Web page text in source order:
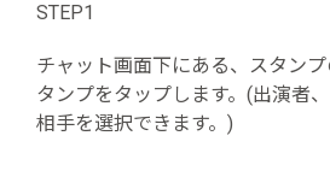
STEP1
チャット画面下にある、スタン
タンプをタップします。(出演者
相手を選択できます。)